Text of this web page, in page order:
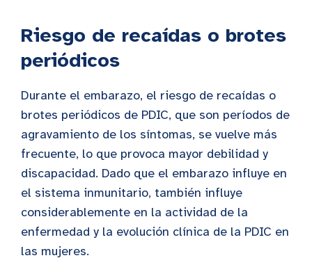
Riesgo de recaídas o brotes
periódicos
Durante el embarazo, el riesgo de recaídas o
brotes periódicos de PDIC, que son períodos de
agravamiento de los síntomas, se vuelve más
frecuente, lo que provoca mayor debilidad y
discapacidad. Dado que el embarazo influye en
el sistema inmunitario, también influye
considerablemente en la actividad de la
enfermedad y la evolución clínica de la PDIC en
las mujeres.